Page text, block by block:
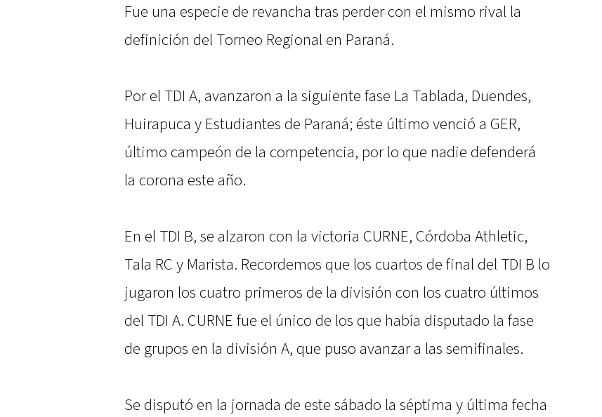
Fue una especie de revancha tras perder con el mismo rival la
definición del Torneo Regional en Paraná.
Por el TDI A, avanzaron a la siguiente fase La Tablada, Duendes,
Huirapuca y Estudiantes de Paraná; éste último venció a GER,
último campeón de la competencia, por lo que nadie defenderá
la corona este año.
En el TDI B, se alzaron con la victoria CURNE, Córdoba Athletic,
Tala RC y Marista. Recordemos que los cuartos de final del TDI B lo
jugaron los cuatro primeros de la división con los cuatro últimos
del TDI A. CURNE fue el único de los que había disputado la fase
de grupos en la división A, que puso avanzar a las semifinales.
Se disputó en la jornada de este sábado la séptima y última fecha